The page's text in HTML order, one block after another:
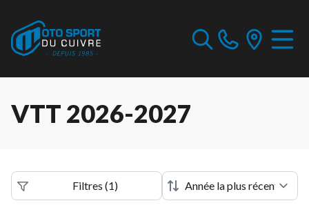
VTT 2026-2027
Filtres (1)